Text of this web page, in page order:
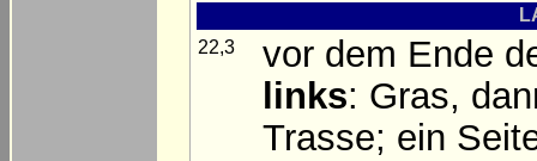
22,3
vor dem Ende
links: Gras,
Trasse; ein